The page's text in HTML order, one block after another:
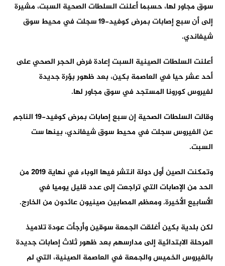
سوق مجاور لها، حسبما أعلنت السلطات الصحية السبت، مشيرة
إلى أن سبع إصابات بمرض كوفيد-19 سجلت في محيط سوق
شيفاندي.
أعلنت السلطات الصينية السبت إعادة فرض الحجر الصحي على
أحد عشر حيا في العاصمة بكين، بعد ظهور بؤرة جديدة
لفيروس كورونا المستجد في سوق مجاور لها.
وقالت السلطات الصحية إن سبع إصابات بمرض كوفيد-19 الناجم
عن الفيروس سجلت في محيط سوق شيفاندي، بينها ست
السبت.
وتمكنت الصين أول دولة انتشر فيها الوباء في نهاية 2019 من
الحد من الإصابات التي تراجعت إلى عدد قليل يوميا في
الأسابيع الأخيرة. ومعظم المصابين صينيون عائدون من الخارج.
لكن بلدية بكين أغلقت الجمعة سوقين وأرجأت عودة تلاميذ
المرحلة الابتدائية إلى مدارسهم بعد ظهور ثلاث إصابات جديدة
بالفيروس الخميس والجمعة في العاصمة الصينية، التي لم